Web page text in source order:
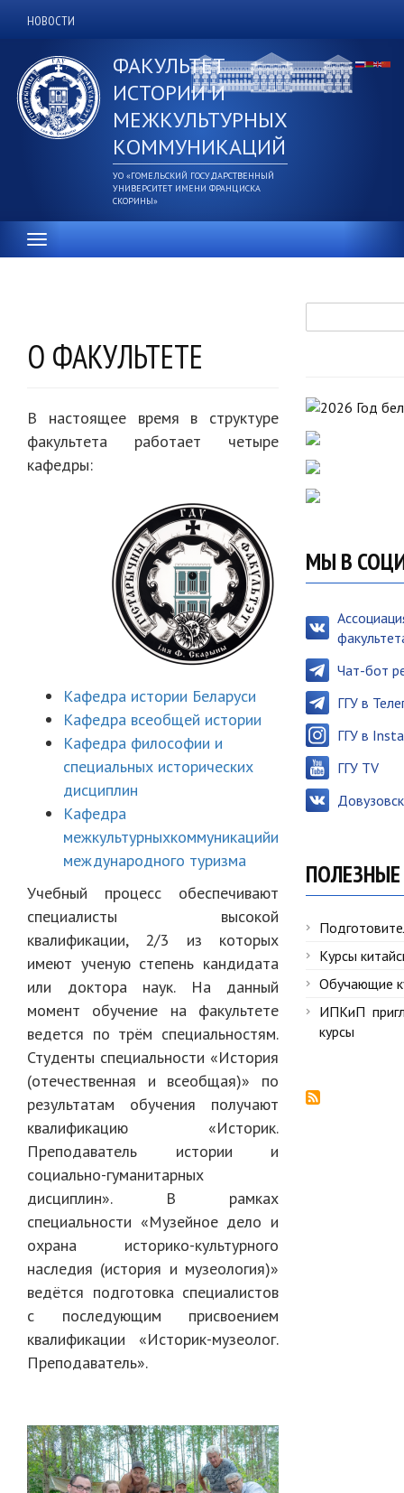
содержанию
Дополнительное
верхнее
меню
НОВОСТИ
ФАКУЛЬТЕТ
ИСТОРИИ И
МЕЖКУЛЬТУРНЫХ
КОММУНИКАЦИЙ
УО «ГОМЕЛЬСКИЙ ГОСУДАРСТВЕННЫЙ
УНИВЕРСИТЕТ ИМЕНИ ФРАНЦИСКА
СКОРИНЫ»
О ФАКУЛЬТЕТЕ
В настоящее время в структуре
факультета работает четыре
кафедры:
Кафедра истории Беларуси
Кафедра всеобщей истории
Кафедра философии и
специальных исторических
дисциплин
Кафедра
межкультурныхкоммуникацийи
международного туризма
Учебный процесс обеспечивают
специалисты высокой
квалификации, 2/3 из которых
имеют ученую степень кандидата
или доктора наук. На данный
момент обучение на факультете
ведется по трём специальностям.
Студенты специальности «История
(отечественная и всеобщая)» по
результатам обучения получают
квалификацию «Историк.
Преподаватель истории и
социально-гуманитарных
дисциплин». В рамках
специальности «Музейное дело и
охрана историко-культурного
наследия (история и музеология)»
ведётся подготовка специалистов
с последующим присвоением
квалификации «Историк-музеолог.
Преподаватель».
МЫ В
Чат-бот
ГГУ в
ГГУ в
ГГУ TV
Курсы
Обучающие
ИПКиП
курсы